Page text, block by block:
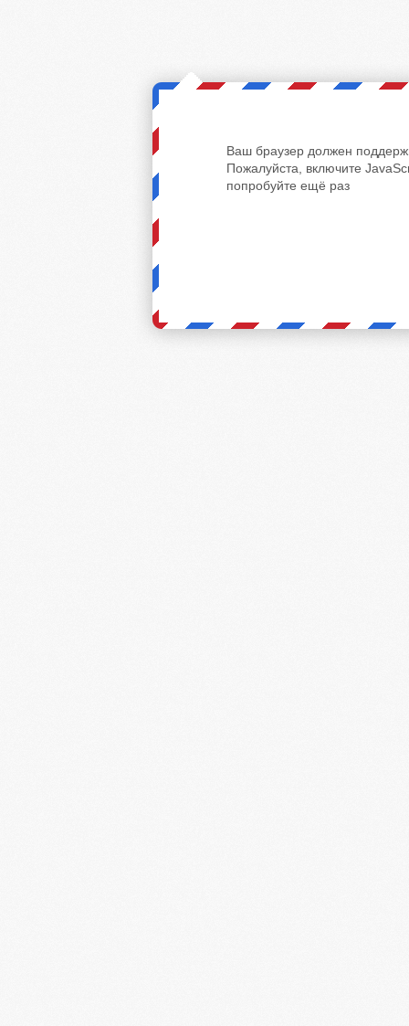
Ваш браузер должен
Пожалуйста, включите
попробуйте ещё раз